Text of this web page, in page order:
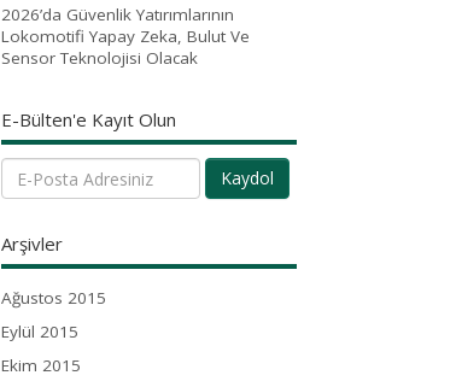
2026’da Güvenlik Yatırımlarının
Lokomotifi Yapay Zeka, Bulut Ve
Sensor Teknolojisi Olacak
E-Bülten'e Kayıt Olun
Kaydol
Arşivler
Ağustos 2015
Eylül 2015
Ekim 2015